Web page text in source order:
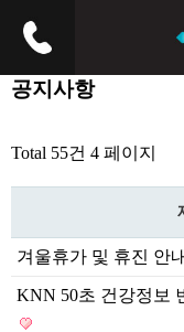
공지사항
Total 55건 4 페이지
겨울휴가 및 휴진 안내
KNN 50초 건강정보